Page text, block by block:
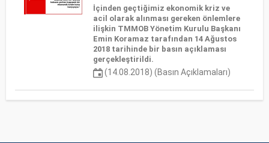
İçinden geçtiğimiz ekonomik kriz ve
acil olarak alınması gereken önlemlere
ilişkin TMMOB Yönetim Kurulu Başkanı
Emin Koramaz tarafından 14 Ağustos
2018 tarihinde bir basın açıklaması
gerçekleştirildi.
(14.08.2018) (Basın Açıklamaları)